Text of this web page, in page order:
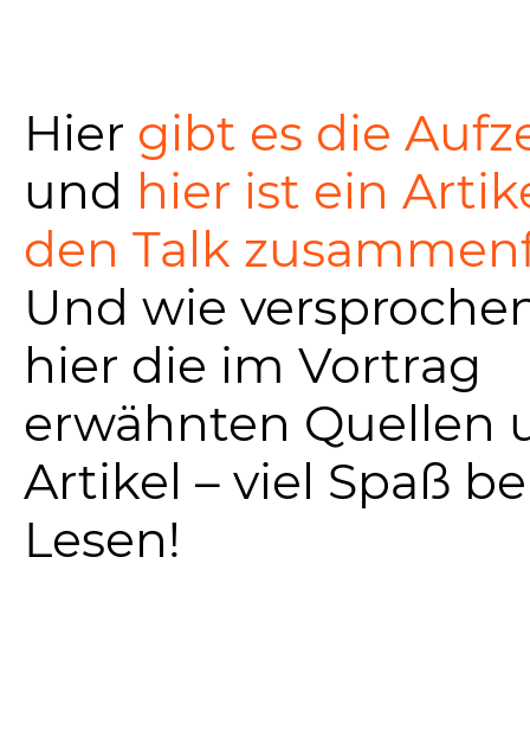
Hier gibt es die
und hier ist ein
den Talk
Und wie
hier die im Vortrag
erwähnten Quellen
Artikel – viel Spaß
Lesen!